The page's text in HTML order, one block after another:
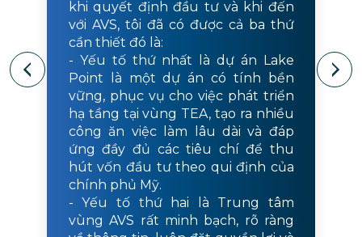
khi quyết định đầu tư và khi đến
với AVS, tôi đã có được cả ba thứ
cần thiết đó là:
- Yếu tố thứ nhất là dự án Lake
Point là một dự án có tính bền
vững, phục vụ cho việc phát triển
hạ tầng tại vùng TEA, tạo ra nhiều
công ăn việc làm lâu dài và đáp
ứng đầy đủ các tiêu chí để thu
hút vốn đầu tư theo qui định của
chính phủ Mỹ.
- Yếu tố thứ hai là Trung tâm
vùng AVS rất minh bạch, rõ ràng